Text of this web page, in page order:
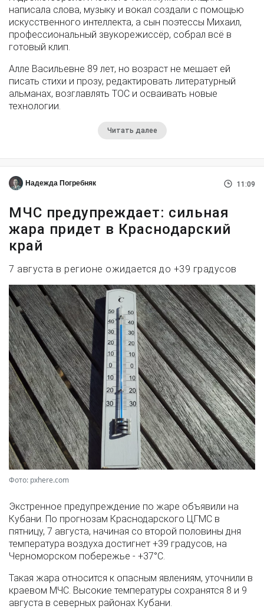
написала слова, музыку и вокал создали с помощью
искусственного интеллекта, а сын поэтессы Михаил,
профессиональный звукорежиссёр, собрал всё в
готовый клип.
Алле Васильевне 89 лет, но возраст не мешает ей
писать стихи и прозу, редактировать литературный
альманах, возглавлять ТОС и осваивать новые
технологии.
Читать далее
Надежда Погребняк 11:09
МЧС предупреждает: сильная
жара придет в Краснодарский
край
7 августа в регионе ожидается до +39 градусов
Фото: pxhere.com
Экстренное предупреждение по жаре объявили на
Кубани. По прогнозам Краснодарского ЦГМС в
пятницу, 7 августа, начиная со второй половины дня
температура воздуха достигнет +39 градусов, на
Черноморском побережье - +37°­С.
Такая жара относится к опасным явлениям, уточнили в
краевом МЧС. Высокие температуры сохранятся 8 и 9
августа в северных районах Кубани.